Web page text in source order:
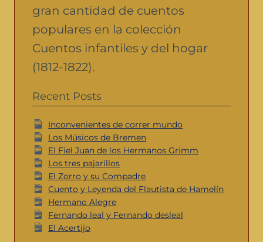
gran cantidad de cuentos
populares en la colección
Cuentos infantiles y del hogar
(1812-1822).
Recent Posts
Inconvenientes de correr mundo
Los Músicos de Bremen
El Fiel Juan de los Hermanos Grimm
Los tres pajarillos
El Zorro y su Compadre
Cuento y Leyenda del Flautista de Hamelín
Hermano Alegre
Fernando leal y Fernando desleal
El Acertijo